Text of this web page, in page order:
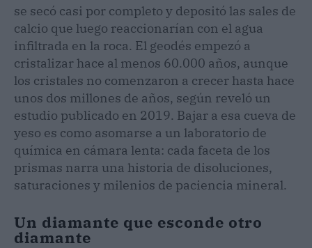
se secó casi por completo y depositó las sales de
calcio que luego reaccionarían con el agua
infiltrada en la roca. El geodés empezó a
cristalizar hace al menos 60.000 años, aunque
los cristales no comenzaron a crecer hasta hace
unos dos millones de años, según reveló un
estudio publicado en 2019. Bajar a esa cueva de
yeso es como asomarse a un laboratorio de
química en cámara lenta: cada faceta de los
prismas narra una historia de disoluciones,
saturaciones y milenios de paciencia mineral.
Un diamante que esconde otro
diamante